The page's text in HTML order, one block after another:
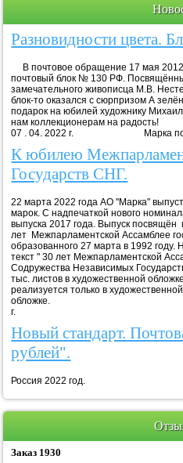
Разновидности цвета.
В почтовое обращение 17 мая
почтовый блок № 130 РФ.
замечательного живописца М.В.
блок-то оказался с сюрпризом А
подарок на юбилей художнику
нам
07 . 04. 2022 г. Марка
К юбилею
Государств СНГ.
22 марта 2022 года АО "Марка"
марок. С надпечаткой нового
выпуска 2017 года. Выпуск
лет Межпарламентской Ассамблее
образованного 27 марта в 1992
текст " 30 лет Межпарламентской
Содружества Независимых
тыс. листов в художественной
реализуется только в художественной
обложке.
г. Марка
Новый стандарт.
рублей".
Россия 2022 год.
Заказ 1930